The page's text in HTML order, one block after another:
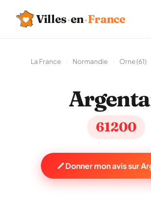
Villes·en·France
La France Normandie Orne (61)
61200
Donner mon avis sur